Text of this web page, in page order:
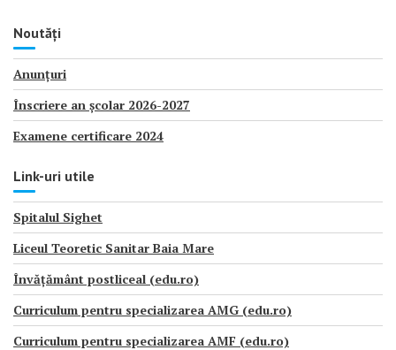
Noutăți
Anunțuri
Înscriere an școlar 2026-2027
Examene certificare 2024
Link-uri utile
Spitalul Sighet
Liceul Teoretic Sanitar Baia Mare
Învățământ postliceal (edu.ro)
Curriculum pentru specializarea AMG (edu.ro)
Curriculum pentru specializarea AMF (edu.ro)